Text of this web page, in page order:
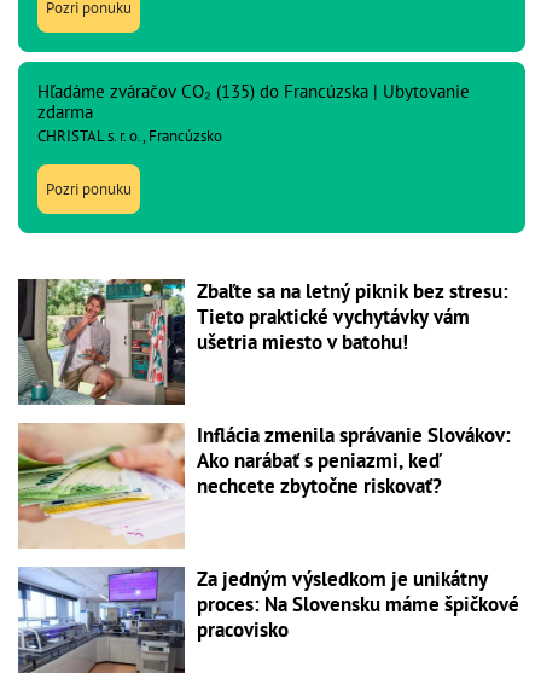
Pozri ponuku
Hľadáme zváračov CO₂ (135) do Francúzska | Ubytovanie
zdarma
CHRISTAL s. r. o., Francúzsko
Pozri ponuku
Zbaľte sa na letný piknik bez stresu:
Tieto praktické vychytávky vám
ušetria miesto v batohu!
Inflácia zmenila správanie Slovákov:
Ako narábať s peniazmi, keď
nechcete zbytočne riskovať?
Za jedným výsledkom je unikátny
proces: Na Slovensku máme špičkové
pracovisko